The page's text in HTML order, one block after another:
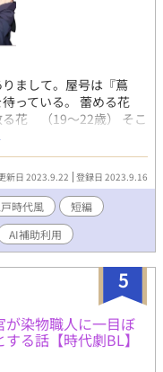
まして。屋号は『蔦
っている。 蕾める花
る花 （19〜22歳） そこ
では年増の22歳！陰間
』と呼ばれている。そ
が心地よくもあり‥‥。
散花？
新日 2023.9.22 登録日 2023.9.16
時代風
短編
AI補助利用
5
が染物職人に一目ぼ
る話【時代劇BL】